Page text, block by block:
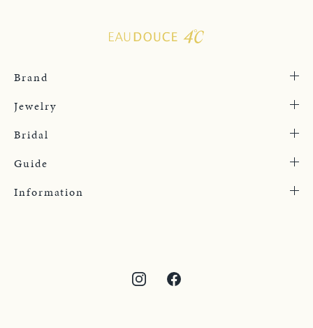
Brand
Jewelry
Bridal
Guide
Information